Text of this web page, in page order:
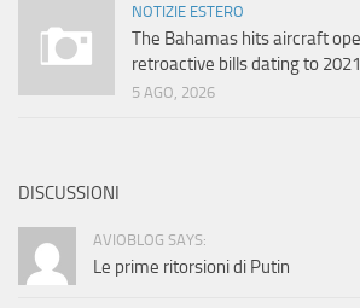
NOTIZIE ESTERO
The Bahamas hits aircraft
retroactive bills dating to 2021
5 AGO, 2026
DISCUSSIONI
AVIOBLOG SAYS:
Le prime ritorsioni di Putin